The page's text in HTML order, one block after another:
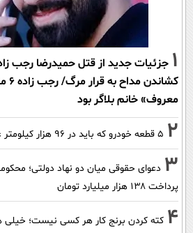
1 جزئیات جدید از قتل حمیدرضا رجب
معروف» خانم بلاگر بود
2 ۵ قطعه خودرو که باید در ۹۶ هزار کیلومتر عوض کنید
3 دعوای حقوقی میان دو نهاد دولتی؛
پرداخت ۱۳۸ هزار میلیارد تومان
4 کته کردن برنج کار هر کسی نیست؛ خیلی